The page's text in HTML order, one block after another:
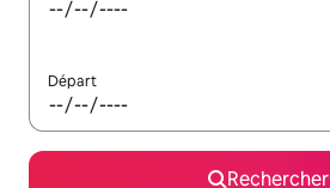
Départ
Rechercher